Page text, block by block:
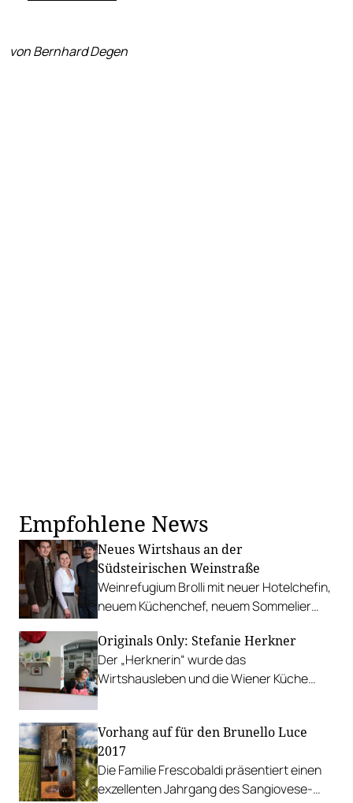
von Bernhard Degen
Empfohlene News
Neues Wirtshaus an der
Südsteirischen Weinstraße
Weinrefugium Brolli mit neuer Hotelchefin,
neuem Küchenchef, neuem Sommelier
und authentisch-regionale
Wirtshausküche.
Originals Only: Stefanie Herkner
Der „Herknerin“ wurde das
Wirtshausleben und die Wiener Küche
voller Erinnerungsstücke und die wohl
besten Marillenknödel Wiens.
Vorhang auf für den Brunello Luce
2017
Die Familie Frescobaldi präsentiert einen
exzellenten Jahrgang des Sangiovese-